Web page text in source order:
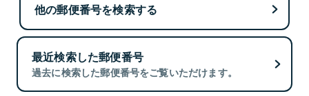
他の郵便番号を検索する
最近検索した郵便番号
過去に検索した郵便番号をご覧いただけます。